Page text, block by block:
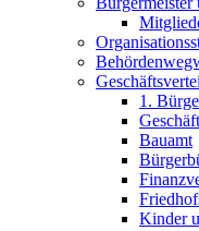
1.
Bauamt
Kinder